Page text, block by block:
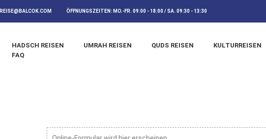
REISE@BALCOK.COM ÖFFNUNGSZEITEN: MO.-FR. 09:00 - 18:00 / SA. 09:30 - 13:30
HADSCH REISEN UMRAH REISEN QUDS REISEN KULTURREISEN
FAQ